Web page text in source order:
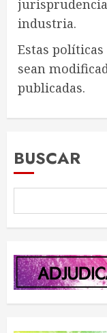
industria.
Estas
sean
publicadas.
BUSCAR